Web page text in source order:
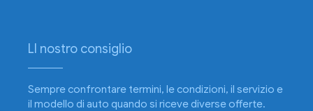
Ll nostro consiglio
Sempre confrontare termini, le condizioni, il servizio e
il modello di auto quando si riceve diverse offerte.